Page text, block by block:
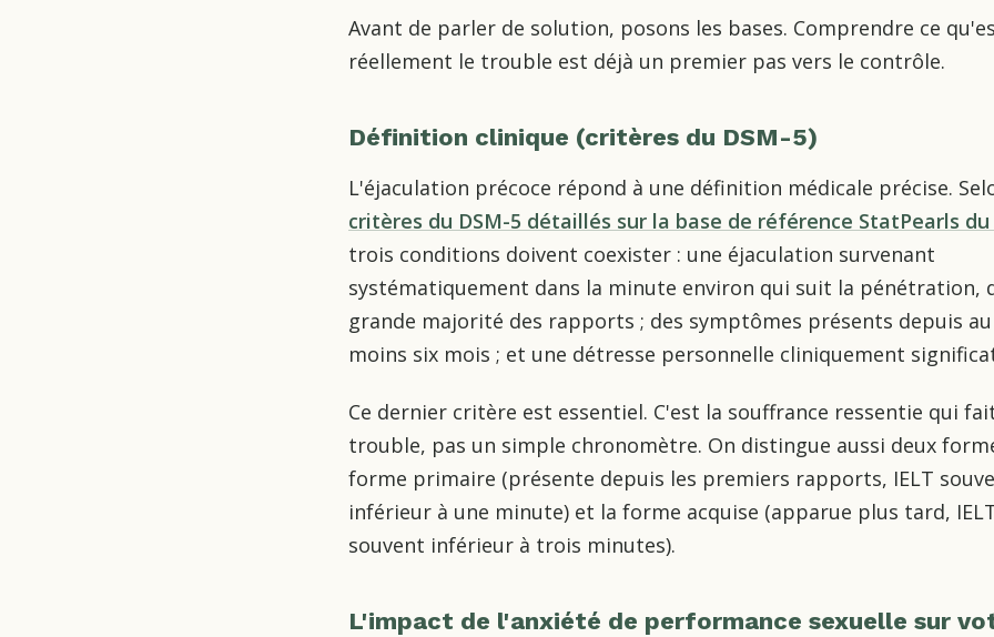
Avant de parler de solution, posons les bases. Comprendre ce
réellement le trouble est déjà un premier pas vers le contrôle.
Définition clinique (critères du DSM-5)
L'éjaculation précoce répond à une définition médicale précise.
critères du DSM-5 détaillés sur la base de référence StatPearls du
trois conditions doivent coexister : une éjaculation survenant
systématiquement dans la minute environ qui suit la pénétration,
grande majorité des rapports ; des symptômes présents depuis au
moins six mois ; et une détresse personnelle cliniquement
Ce dernier critère est essentiel. C'est la souffrance ressentie qui
trouble, pas un simple chronomètre. On distingue aussi deux
forme primaire (présente depuis les premiers rapports, IELT
inférieur à une minute) et la forme acquise (apparue plus tard,
souvent inférieur à trois minutes).
L'impact de l'anxiété de performance sexuelle sur